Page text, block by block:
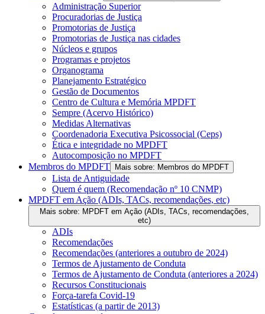
Administração Superior
Procuradorias de Justiça
Promotorias de Justiça
Promotorias de Justiça nas cidades
Núcleos e grupos
Programas e projetos
Organograma
Planejamento Estratégico
Gestão de Documentos
Centro de Cultura e Memória MPDFT
Sempre (Acervo Histórico)
Medidas Alternativas
Coordenadoria Executiva Psicossocial (Ceps)
Ética e integridade no MPDFT
Autocomposição no MPDFT
Membros do MPDFT
Mais sobre: Membros do MPDFT
Lista de Antiguidade
Quem é quem (Recomendação nº 10 CNMP)
MPDFT em Ação (ADIs, TACs, recomendações, etc)
Mais sobre: MPDFT em Ação (ADIs, TACs, recomendações,
etc)
ADIs
Recomendações
Recomendações (anteriores a outubro de 2024)
Termos de Ajustamento de Conduta
Termos de Ajustamento de Conduta (anteriores a 2024)
Recursos Constitucionais
Força-tarefa Covid-19
Estatísticas (a partir de 2013)